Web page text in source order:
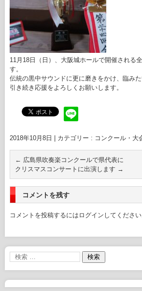
11月18日（日）、大阪城ホールで開催される
す。
伝統の黒中サウンドに更に磨きをかけ、臨みた
引き続き応援をよろしくお願いします。
2018年10月8日 カテゴリー : コンクール・大
← 広島県吹奏楽コンクールで県代表に
クリスマスコンサートに出演します →
コメントを残す
コメントを投稿するには ログイン してください